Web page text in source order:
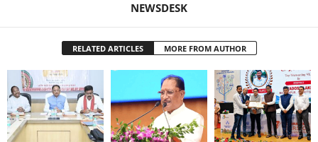
NEWSDESK
RELATED ARTICLES MORE FROM AUTHOR